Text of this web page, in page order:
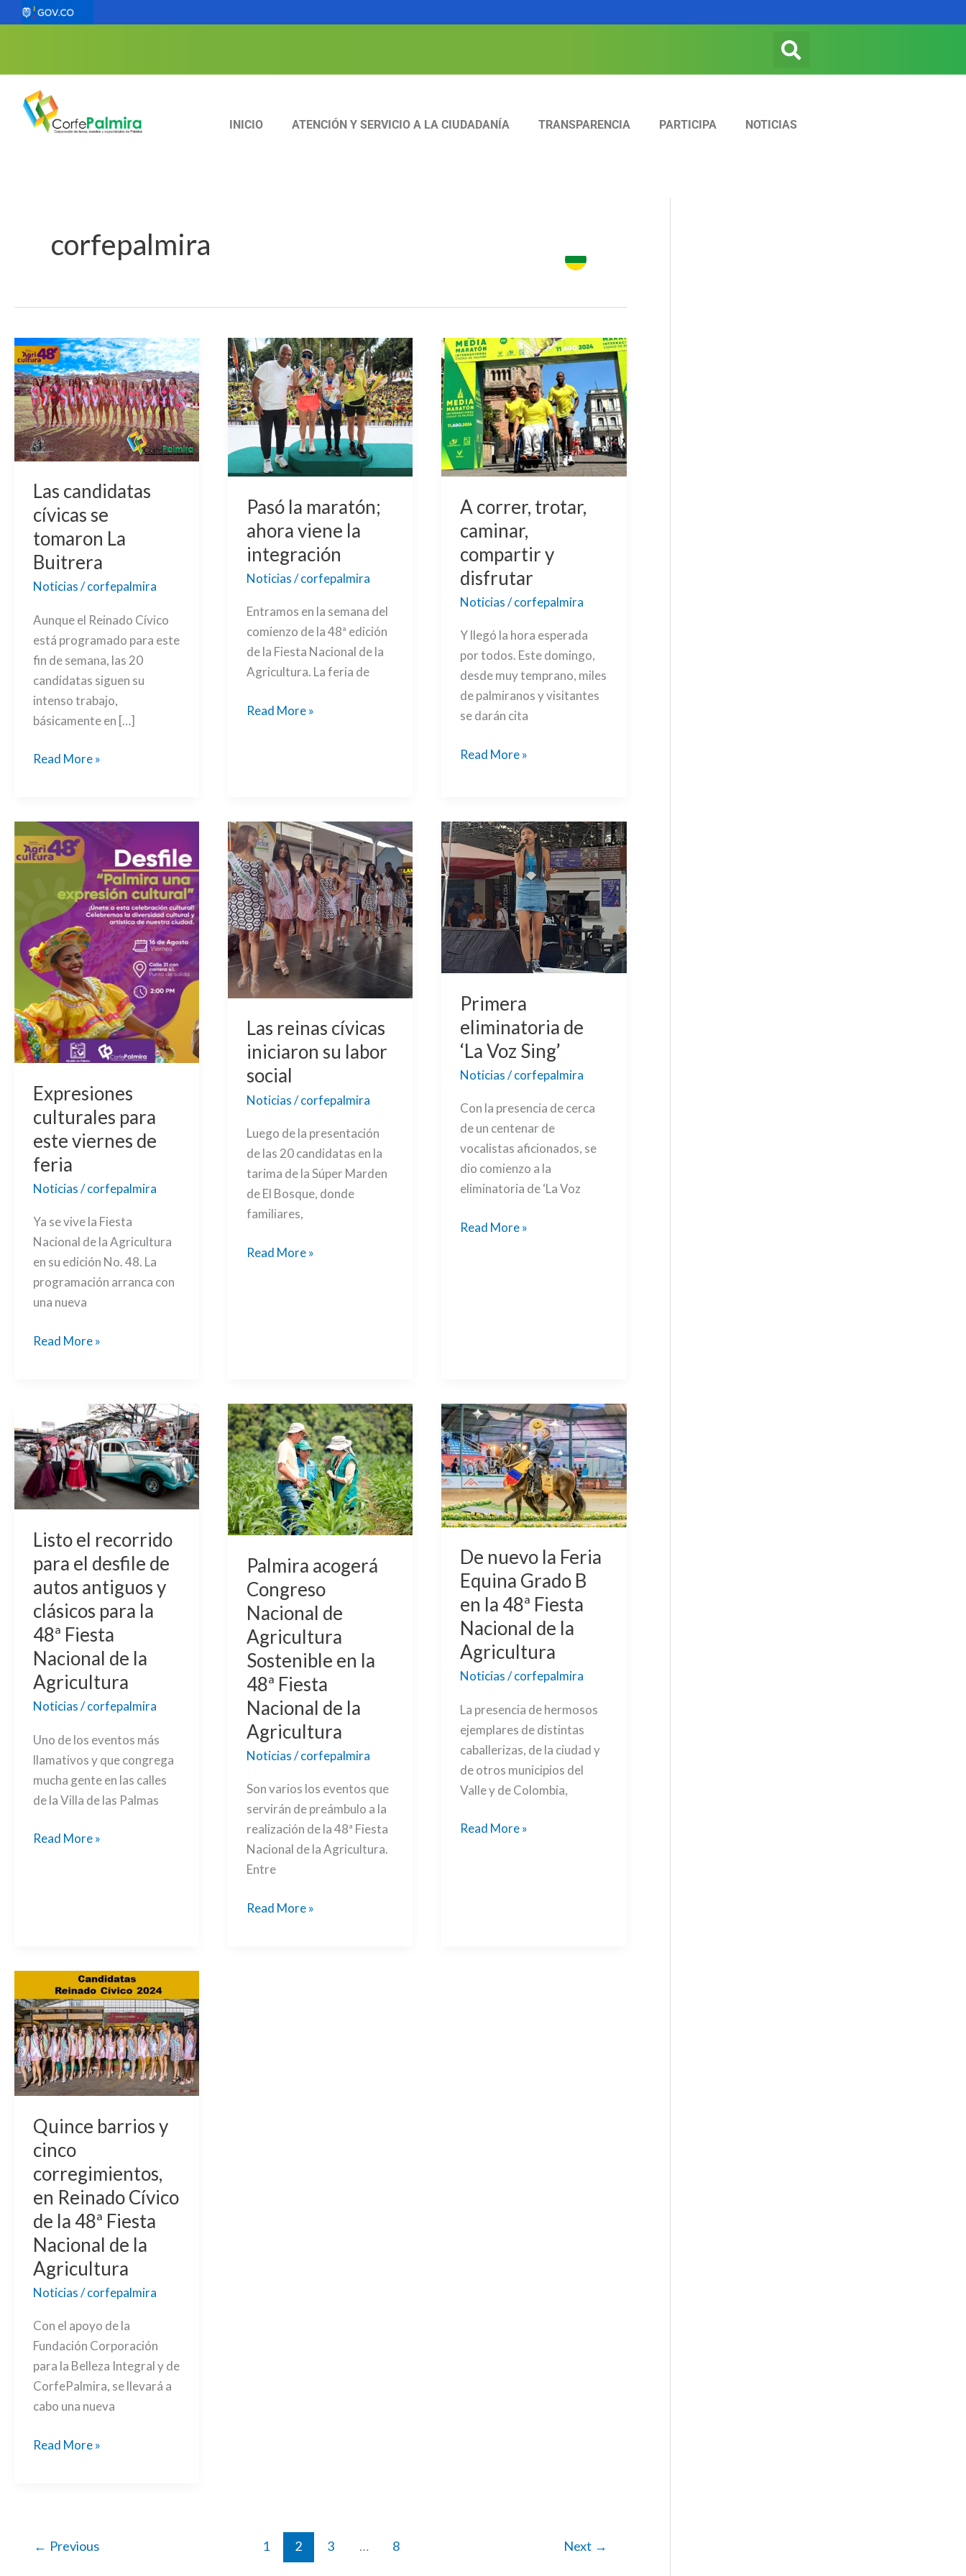
al
INICIO ATENCIÓN Y SERVICIO A LA CIUDADANÍA TRANSPARENCIA PARTICIPA NOTICIAS
corfepalmira
Las candidatas
cívicas se
tomaron La
Buitrera
Noticias/corfepalmira
Aunque el Reinado Cívico
está programado para este
fin de semana, las 20
candidatas siguen su
intenso trabajo,
básicamente en […]
Las
candidatas
cívicas
se
tomaron
La
Read More »
Pasó la maratón;
ahora viene la
integración
Noticias/corfepalmira
Entramos en la semana del
comienzo de la 48ª edición
de la Fiesta Nacional de la
Agricultura. La feria de
Pasó
la
maratón;
ahora
viene
la
integración
Read More »
A correr, trotar,
caminar,
compartir y
disfrutar
Noticias/corfepalmira
Y llegó la hora esperada
por todos. Este domingo,
desde muy temprano, miles
de palmiranos y visitantes
se darán cita
A
correr,
trotar,
caminar,
compartir
y
disfrutar
Read More »
Expresiones
culturales para
este viernes de
feria
Noticias/corfepalmira
Ya se vive la Fiesta
Nacional de la Agricultura
en su edición No. 48. La
programación arranca con
una nueva
Expresiones
culturales
viernes
de
feria
Read More »
Las reinas cívicas
iniciaron su labor
social
Noticias/corfepalmira
Luego de la presentación
de las 20 candidatas en la
tarima de la Súper Marden
de El Bosque, donde
familiares,
Las
reinas
cívicas
iniciaron
su
labor
social
Read More »
Primera
eliminatoria de
‘La Voz Sing’
Noticias/corfepalmira
Con la presencia de cerca
de un centenar de
vocalistas aficionados, se
dio comienzo a la
eliminatoria de ‘La Voz
Primera
eliminatoria
de
‘La
Voz
Sing’
Read More »
Listo el recorrido
para el desfile de
autos antiguos y
clásicos para la
48ª Fiesta
Nacional de la
Agricultura
Noticias/corfepalmira
Uno de los eventos más
llamativos y que congrega
mucha gente en las calles
de la Villa de las Palmas
el
recorrido
para
el
desfile
de
antiguos
y
clásicos
para
la
48ª
Fiesta
Nacional
de
la
Agricultura
Read More »
Palmira acogerá
Congreso
Nacional de
Agricultura
Sostenible en la
48ª Fiesta
Nacional de la
Agricultura
Noticias/corfepalmira
Son varios los eventos que
servirán de preámbulo a la
realización de la 48ª Fiesta
Nacional de la Agricultura.
Entre
Palmira
acogerá
Congreso
Nacional
de
Agricultura
Sostenible
la
48ª
Fiesta
Nacional
de
la
Agricultura
Read More »
De nuevo la Feria
Equina Grado B
en la 48ª Fiesta
Nacional de la
Agricultura
Noticias/corfepalmira
La presencia de hermosos
ejemplares de distintas
caballerizas, de la ciudad y
de otros municipios del
Valle y de Colombia,
De
nuevo
la
Feria
Equina
Grado
en
la
Fiesta
Nacional
de
la
Read More »
Quince barrios y
cinco
corregimientos,
en Reinado Cívico
de la 48ª Fiesta
Nacional de la
Agricultura
Noticias/corfepalmira
Con el apoyo de la
Fundación Corporación
para la Belleza Integral y de
CorfePalmira, se llevará a
cabo una nueva
barrios
y
cinco
corregimientos,
en
Reinado
Cívico
de
la
48ª
Fiesta
Nacional
de
la
Agricultura
Read More »
← Previous 1 2 3 … 8 Next →